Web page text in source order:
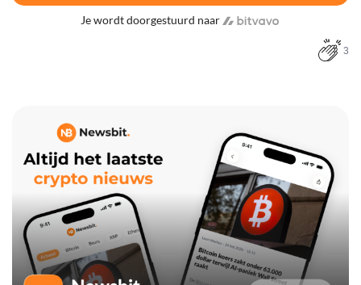
Je wordt doorgestuurd naar
3